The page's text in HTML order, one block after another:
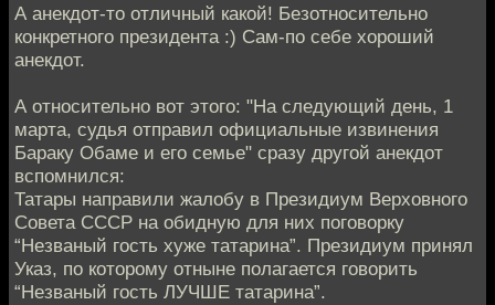
А анекдот-то отличный какой! Безотносительно
конкретного президента :) Сам-по себе хороший
анекдот.
А относительно вот этого: "На следующий день, 1
марта, судья отправил официальные извинения
Бараку Обаме и его семье" сразу другой анекдот
вспомнился:
Татары направили жалобу в Президиум Верховного
Совета СССР на обидную для них поговорку
“Незваный гость хуже татарина”. Президиум принял
Указ, по которому отныне полагается говорить
“Незваный гость ЛУЧШЕ татарина”.